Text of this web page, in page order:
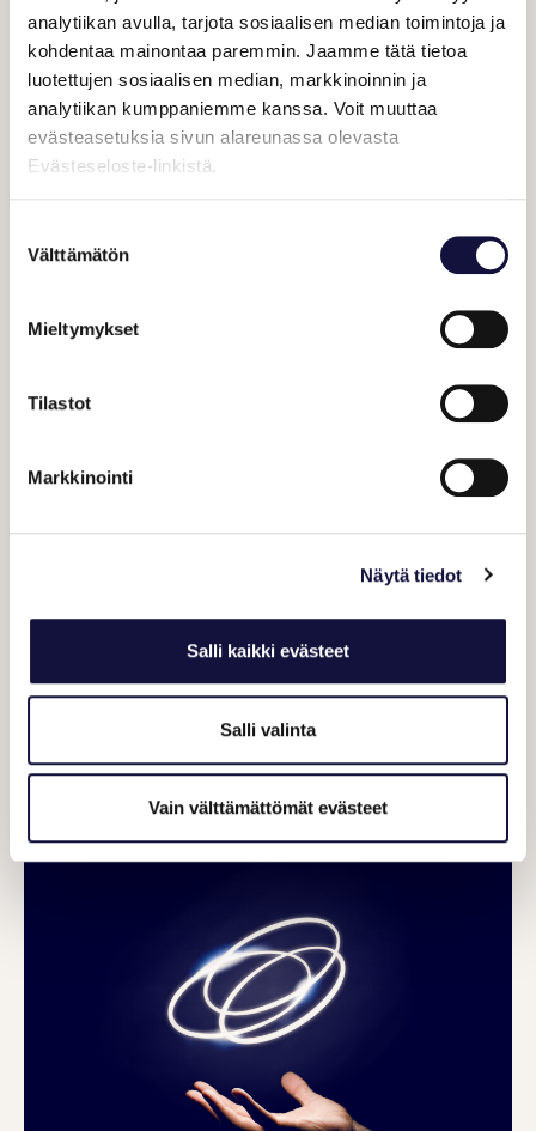
analytiikan avulla, tarjota sosiaalisen median toimintoja ja
kohdentaa mainontaa paremmin. Jaamme tätä tietoa
luotettujen sosiaalisen median, markkinoinnin ja
analytiikan kumppaniemme kanssa. Voit muuttaa
evästeasetuksia sivun alareunassa olevasta
Evästeseloste-linkistä.
valinta
Välttämätön
Mieltymykset
Tilastot
Markkinointi
Näytä tiedot
Salli kaikki evästeet
Salli valinta
Vain välttämättömät evästeet
tuotteet, luoden edellytyksiä kannattavalle
liiketoiminnalle.
Messut eivät ole vain kaupantekoa, vaan
myös paikka oppia, kasvaa ja inspiroitua
ajatustenvaihdon paikkana. Näissä
esimerkiksi ajatus demokratiasta.
Fyysiset messutapahtumat edustavat
tämän päivän mahdollisuutta luoda uutta
ja olla osa jotain suurempaa. Digitaaliset
ympäristöt avaavat messukävijöille ja
Tampereen Messut tarjoaa asiakkailleen
merkityksellisiä kohtaamisia,
unohtumattomia elämyksiä ja ideoiden
sykkivän virran.